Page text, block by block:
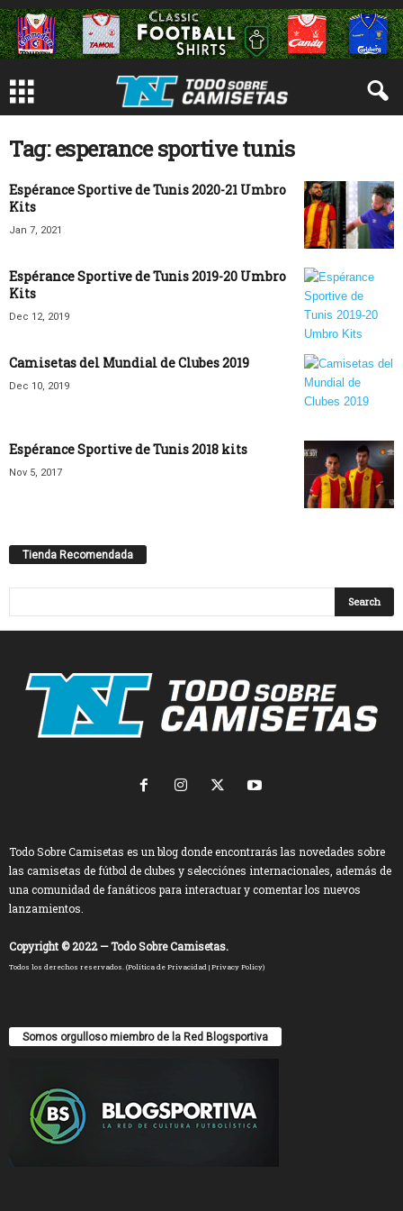
Tag: esperance sportive tunis
Espérance Sportive de Tunis 2020-21 Umbro
Kits
Jan 7, 2021
Espérance Sportive de Tunis 2019-20 Umbro
Kits
Dec 12, 2019
Camisetas del Mundial de Clubes 2019
Dec 10, 2019
Espérance Sportive de Tunis 2018 kits
Nov 5, 2017
Tienda Recomendada
Todo Sobre Camisetas es un blog donde encontrarás las novedades sobre
las camisetas de fútbol de clubes y selecciónes internacionales, además de
una comunidad de fanáticos para interactuar y comentar los nuevos
lanzamientos.
Copyright © 2022 — Todo Sobre Camisetas.
Todos los derechos reservados. (Política de Privacidad | Privacy Policy)
Somos orgulloso miembro de la Red Blogsportiva